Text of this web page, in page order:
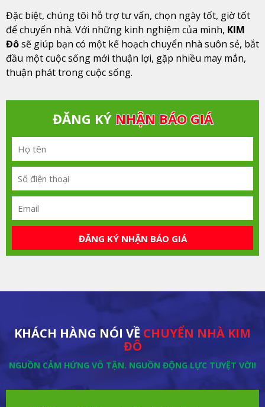
Đặc biệt, chúng tôi hỗ trợ tư vấn, chọn ngày tốt, giờ tốt
để chuyển nhà. Với những kinh nghiệm của mình, KIM
Đôsẽ giúp bạn có một kế hoạch chuyển nhà suôn sẻ, bắt
đầu một cuộc sống mới thuận lợi, gặp nhiều may mắn,
thuận phát trong cuộc sống.
ĐĂNG KÝ NHẬN BÁO GIÁ
ĐĂNG KÝ NHẬN BÁO GIÁ
KHÁCH HÀNG NÓI VỀ CHUYỂN NHÀ KIM
ĐÔ
NGUỒN CẢM HỨNG VÔ TẬN. NGUỒN ĐỘNG LỰC TUYỆT VỜI!